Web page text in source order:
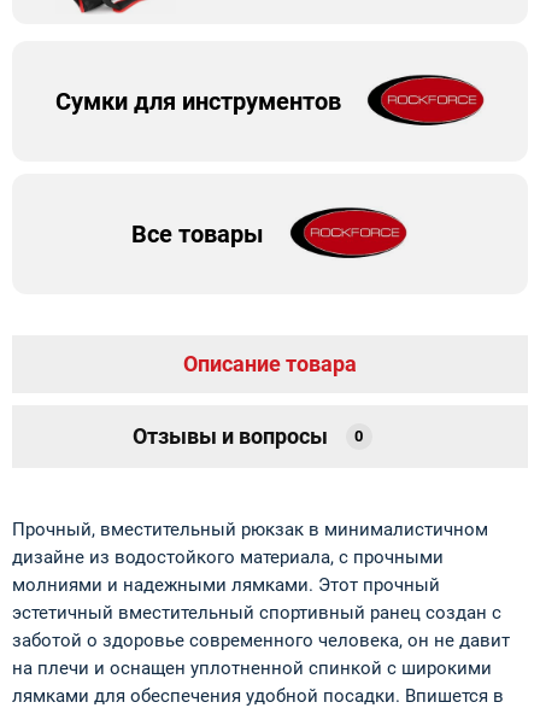
Сумки для инструментов
Все товары
Описание товара
Отзывы и вопросы 0
Прочный, вместительный рюкзак в минималистичном
дизайне из водостойкого материала, с прочными
молниями и надежными лямками. Этот прочный
эстетичный вместительный спортивный ранец создан с
заботой о здоровье современного человека, он не давит
на плечи и оснащен уплотненной спинкой с широкими
лямками для обеспечения удобной посадки. Впишется в